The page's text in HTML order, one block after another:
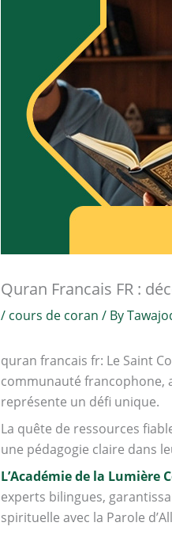
Quran Francais FR :
/ cours de coran / By
quran francais fr: Le Saint
communauté francophone,
représente un défi unique.
La quête de ressources
une pédagogie claire dans
L’Académie de la Lumière
experts bilingues,
spirituelle avec la Parole